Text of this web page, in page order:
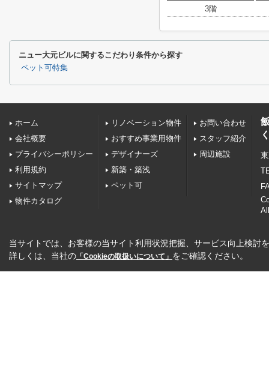
3階
ニュー大元ビルに関するこだわり条件から探す
ペット可特集
ホーム
会社概要
プライバシーポリシー
利用規約
サイトマップ
物件カタログ
リノベーション物件
おすすめ事業用物件
デザイナーズ
新築・築浅
ペット可
お問い合わせ
スタッフ紹介
周辺施設
当サイトでは、お客様の当サイト利用状況把握、サービス向上検討
詳しくは、当社の 「Cookieの取扱いについて」 をご確認ください。